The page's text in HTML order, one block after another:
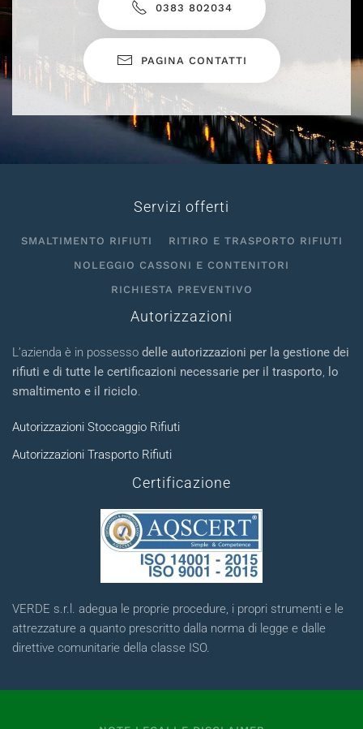
0383 802034
PAGINA CONTATTI
Servizi offerti
SMALTIMENTO RIFIUTI
RITIRO E TRASPORTO RIFIUTI
NOLEGGIO CASSONI E CONTENITORI
RICHIESTA PREVENTIVO
Autorizzazioni
L’azienda è in possesso delle autorizzazioni per la gestione dei
rifiuti e di tutte le certificazioni necessarie per il trasporto, lo
smaltimento e il riciclo.
Autorizzazioni Stoccaggio Rifiuti
Autorizzazioni Trasporto Rifiuti
Certificazione
VERDE s.r.l. adegua le proprie procedure, i propri strumenti e le
attrezzature a quanto prescritto dalla norma di legge e dalle
direttive comunitarie della classe ISO.